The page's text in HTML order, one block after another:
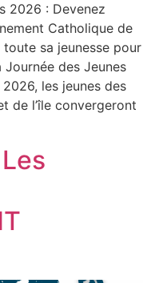
2026 : Devenez
Catholique de
sa jeunesse pour
des Jeunes
les jeunes des
de l’île convergeront